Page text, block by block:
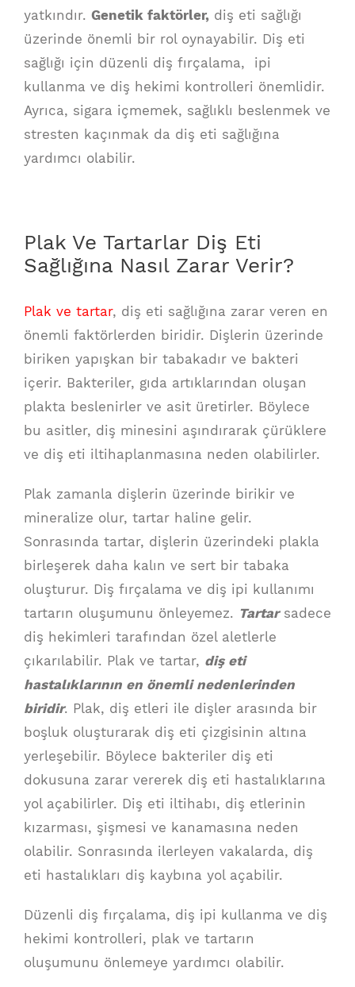
yatkındır. Genetik faktörler, diş eti sağlığı
üzerinde önemli bir rol oynayabilir. Diş eti
sağlığı için düzenli diş fırçalama, ipi
kullanma ve diş hekimi kontrolleri önemlidir.
Ayrıca, sigara içmemek, sağlıklı beslenmek ve
stresten kaçınmak da diş eti sağlığına
yardımcı olabilir.
Plak Ve Tartarlar Diş Eti
Sağlığına Nasıl Zarar Verir?
Plak ve tartar, diş eti sağlığına zarar veren en
önemli faktörlerden biridir. Dişlerin üzerinde
biriken yapışkan bir tabakadır ve bakteri
içerir. Bakteriler, gıda artıklarından oluşan
plakta beslenirler ve asit üretirler. Böylece
bu asitler, diş minesini aşındırarak çürüklere
ve diş eti iltihaplanmasına neden olabilirler.
Plak zamanla dişlerin üzerinde birikir ve
mineralize olur, tartar haline gelir.
Sonrasında tartar, dişlerin üzerindeki plakla
birleşerek daha kalın ve sert bir tabaka
oluşturur. Diş fırçalama ve diş ipi kullanımı
tartarın oluşumunu önleyemez. Tartarsadece
diş hekimleri tarafından özel aletlerle
çıkarılabilir. Plak ve tartar, diş eti
hastalıklarının en önemli nedenlerinden
biridir. Plak, diş etleri ile dişler arasında bir
boşluk oluşturarak diş eti çizgisinin altına
yerleşebilir. Böylece bakteriler diş eti
dokusuna zarar vererek diş eti hastalıklarına
yol açabilirler. Diş eti iltihabı, diş etlerinin
kızarması, şişmesi ve kanamasına neden
olabilir. Sonrasında ilerleyen vakalarda, diş
eti hastalıkları diş kaybına yol açabilir.
Düzenli diş fırçalama, diş ipi kullanma ve diş
hekimi kontrolleri, plak ve tartarın
oluşumunu önlemeye yardımcı olabilir.